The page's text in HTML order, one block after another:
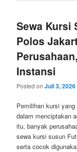
Sewa Kursi
Polos
Instansi
Posted onJuli 3, 2026
Pemilihan kursi
dalam menciptakan
itu, banyak
sewa kursi susun
serta cocok